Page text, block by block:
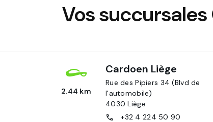
Vos
2.44 km
Cardoen Liège
Rue des Pipiers 34 (Blvd de
l'automobile)
4030Liège
+32 4 224 50 90